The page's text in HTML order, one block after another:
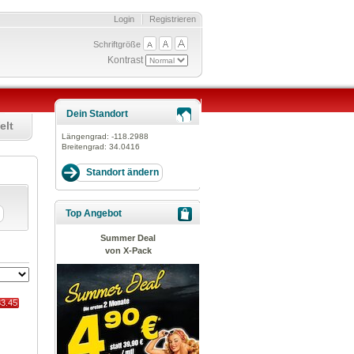
Registrieren
Login
Schriftgröße
Kontrast
Dein Standort
Längengrad: -118.2988
Breitengrad: 34.0416
Top Angebot
Summer Deal
von X-Pack